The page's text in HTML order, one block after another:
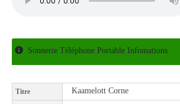
Sonnerie Téléphone Portable Infomations
Titre Kaamelott Corne